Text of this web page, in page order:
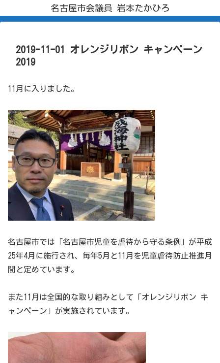
名古屋市会議員 岩本たかひろ
2019-11-01 オレンジリボン キャンペーン
2019
11月に入りました。
名古屋市では「名古屋市児童を虐待から守る条例」が平成
25年4月に施行され、毎年5月と11月を児童虐待防止推進月
間と定めています。
また11月は全国的な取り組みとして「オレンジリボン キ
ャンペーン」が実施されています。